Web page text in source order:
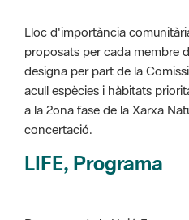
Lloc d'importància
proposats per cada membre
designa per part de la
acull espècies i hàbitats
a la 2ona fase de la Xarxa
concertació.
LIFE, Programa